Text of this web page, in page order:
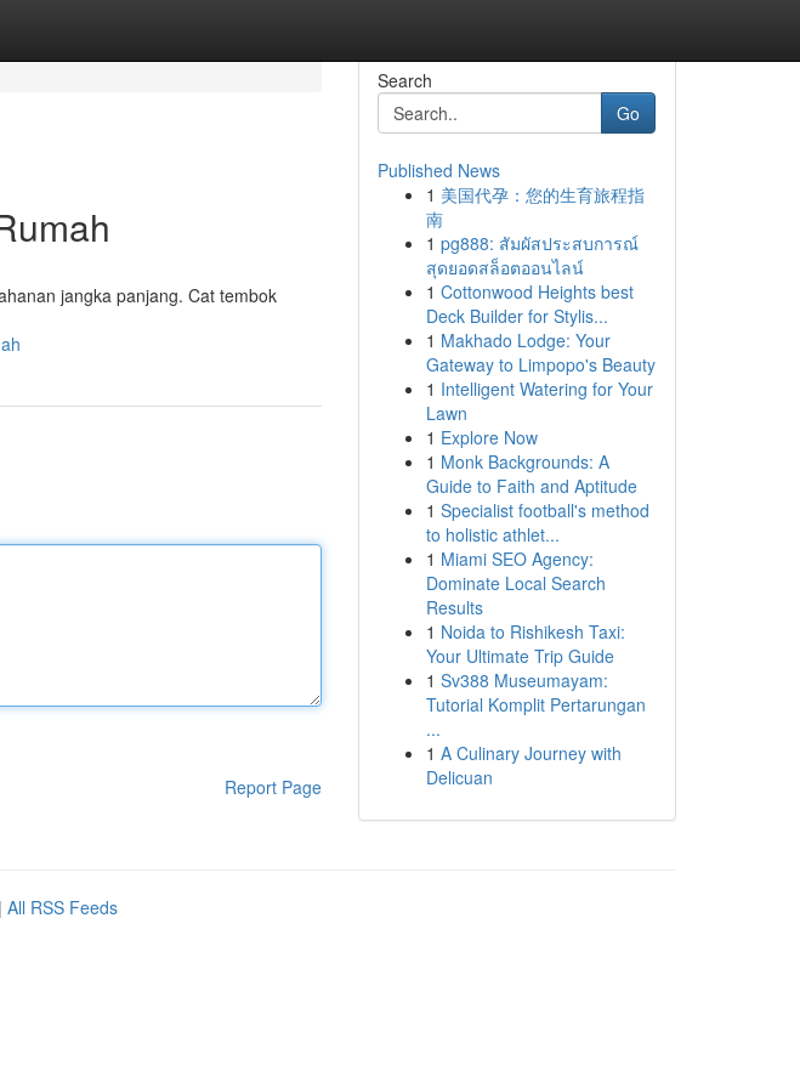
jangka panjang. Cat tembok
Report Page
Search
Go
Published News
1 美国代孕：您的生育旅程指
南
1 pg888: สัมผัสประสบการณ์
สุดยอดสล็อตออนไลน์
1 Cottonwood Heights best
Deck Builder for Stylis...
1 Makhado Lodge: Your
Gateway to Limpopo's Beauty
1 Intelligent Watering for Your
Lawn
1 Explore Now
1 Monk Backgrounds: A
Guide to Faith and Aptitude
1 Specialist football's method
to holistic athlet...
1 Miami SEO Agency:
Dominate Local Search
Results
1 Noida to Rishikesh Taxi:
Your Ultimate Trip Guide
1 Sv388 Museumayam:
Tutorial Komplit Pertarungan
...
1 A Culinary Journey with
Delicuan
| All RSS Feeds